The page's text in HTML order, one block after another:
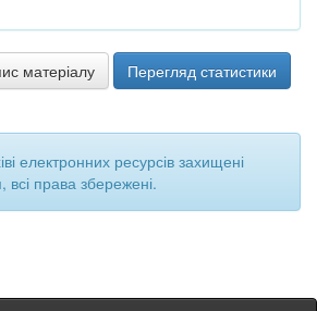
матеріалу Перегляд статистики
електронних ресурсів захищені
права збережені.